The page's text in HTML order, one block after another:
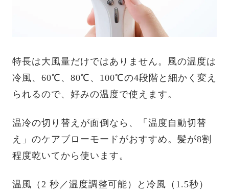
特長は大風量だけではありません。風の温度は
冷風、60℃、80℃、100℃の4段階と細かく変え
られるので、好みの温度で使えます。
温冷の切り替えが面倒なら、「温度自動切替
え」のケアブローモードがおすすめ。髪が8割
程度乾いてから使います。
温風（2 秒／温度調整可能）と冷風（1.5秒）